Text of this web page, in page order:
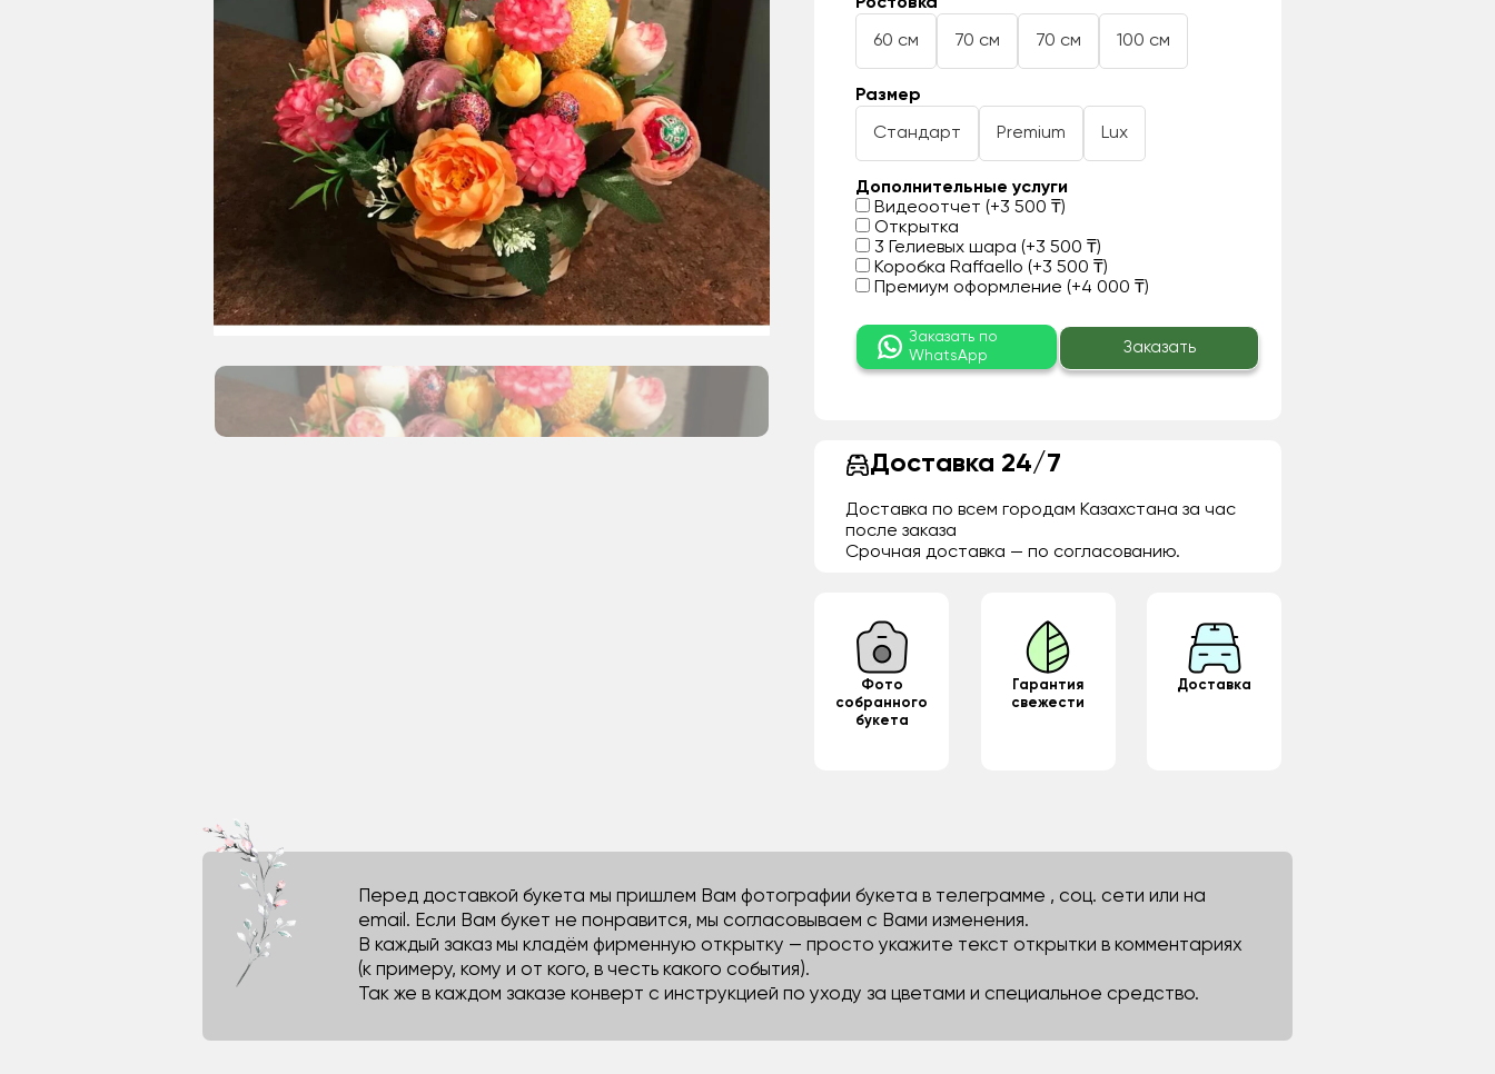
60 см 70 см 70 см 100 см
Размер
Стандарт Premium Lux
Дополнительные услуги
Видеоотчет (+3 500 ₸)
Открытка
3 Гелиевых шара (+3 500 ₸)
Коробка Raffaello (+3 500 ₸)
Премиум оформление (+4 000 ₸)
Заказать по
WhatsApp
Заказать
Доставка 24/7
Доставка по всем городам Казахстана за час
после заказа
Срочная доставка — по согласованию.
Фото
собранного
букета
Гарантия
свежести
Доставка
Перед доставкой букета мы пришлем Вам фотографии букета в телеграмме , соц. сети или на
email. Если Вам букет не понравится, мы согласовываем с Вами изменения.
В каждый заказ мы кладём фирменную открытку — просто укажите текст открытки в комментариях
(к примеру, кому и от кого, в честь какого события).
Так же в каждом заказе конверт с инструкцией по уходу за цветами и специальное средство.